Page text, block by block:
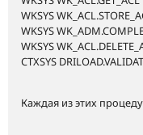
WKSYS
WKSYS
WKSYS
CTXSYS
Каждая из этих